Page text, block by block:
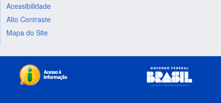
Acessibilidade
Alto Contraste
Mapa do Site